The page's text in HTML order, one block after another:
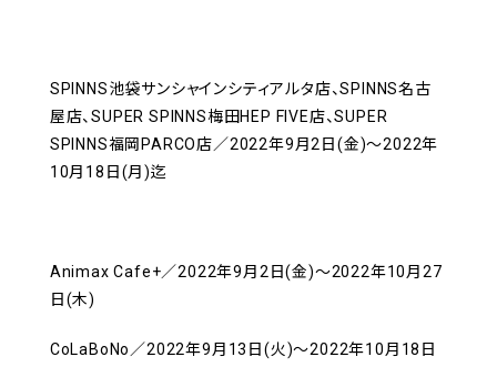
SPINNS池袋サンシャインシティアルタ店、SPINNS名古
屋店、SUPER SPINNS梅田HEP FIVE店、SUPER
SPINNS福岡PARCO店／2022年9月2日(金)～2022年
10月18日(月)迄
Animax Cafe+／2022年9月2日(金)～2022年10月27
日(木)
CoLaBoNo／2022年9月13日(火)～2022年10月18日